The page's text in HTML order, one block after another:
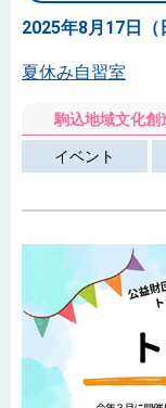
2025年8月17日
夏休み自習室
駒込地域文化創
イベント